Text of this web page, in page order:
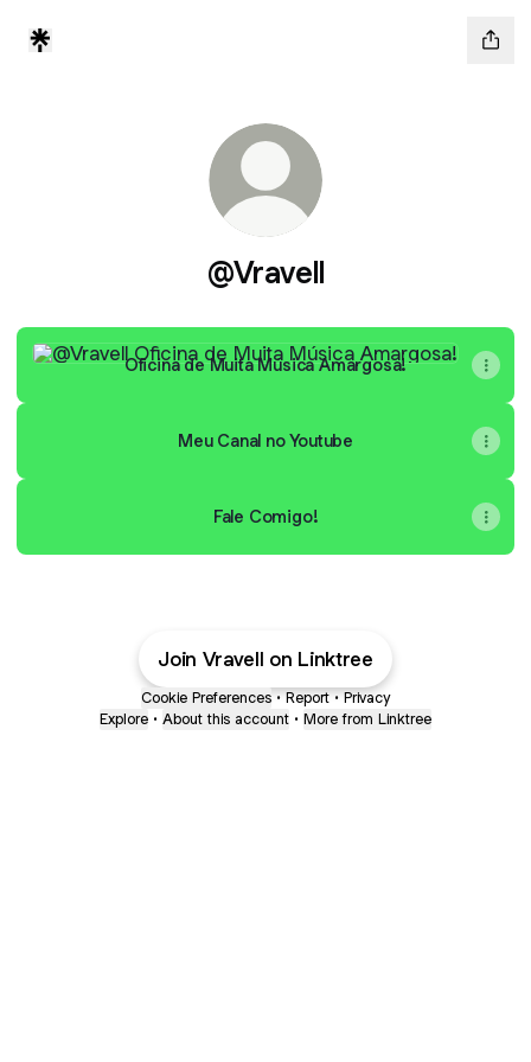
@Vravell
Oficina de Muita Música Amargosa!
Oficina de Muita Música Amargosa!
Meu Canal no Youtube
Fale Comigo!
Join Vravell on Linktree
Cookie Preferences • Report • Privacy
Explore • About this account • More from Linktree